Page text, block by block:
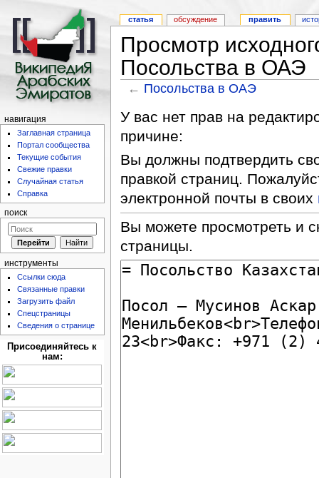
Просмотр
Посольства в ОАЭ
← Посольства в ОАЭ
У вас нет прав на
причине:
Вы должны подтвердить
правкой страниц.
электронной почты в своих
Вы можете просмотреть и
страницы.
статья обсуждение править
навигация
Заглавная страница
Портал сообщества
Текущие события
Свежие правки
Случайная статья
Справка
поиск
инструменты
Ссылки сюда
Связанные правки
Загрузить файл
Спецстраницы
Сведения о странице
Присоединяйтесь к
нам: